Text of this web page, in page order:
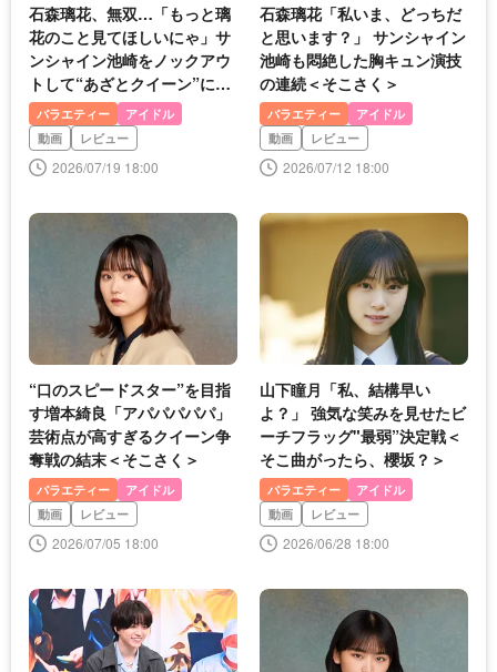
石森璃花、無双…「もっと璃
花のこと見てほしいにゃ」サ
ンシャイン池崎をノックアウ
トして“あざとクイーン”に輝
く＜そこさく＞
バラエティー
アイドル
動画
レビュー
2026/07/19 18:00
石森璃花「私いま、どっちだ
と思います？」 サンシャイン
池崎も悶絶した胸キュン演技
の連続＜そこさく＞
バラエティー
アイドル
動画
レビュー
2026/07/12 18:00
“口のスピードスター”を目指
す増本綺良「アパパパパパ」
芸術点が高すぎるクイーン争
奪戦の結末＜そこさく＞
バラエティー
アイドル
動画
レビュー
2026/07/05 18:00
山下瞳月「私、結構早い
よ？」 強気な笑みを見せたビ
ーチフラッグ"最弱”決定戦＜
そこ曲がったら、櫻坂？＞
バラエティー
アイドル
動画
レビュー
2026/06/28 18:00